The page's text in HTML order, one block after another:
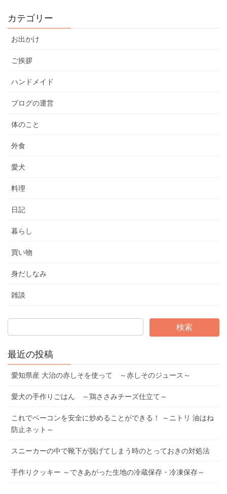
カテゴリー
お出かけ
ご挨拶
ハンドメイド
ブログの運営
体のこと
外食
愛犬
料理
日記
暮らし
買い物
身だしなみ
雑談
最近の投稿
愛知県産 大治の赤しそを使って ～赤しそのジュース～
愛犬の手作りごはん ～鶏ささみチーズ仕立て～
これでベーコンを安全に炒めることができる！ ～ニトリ 油はね
防止ネット～
スニーカーの中で靴下が脱げてしまう時のとっておきの対処法
手作りクッキー ～できあがった生地の冷蔵保存・冷凍保存～